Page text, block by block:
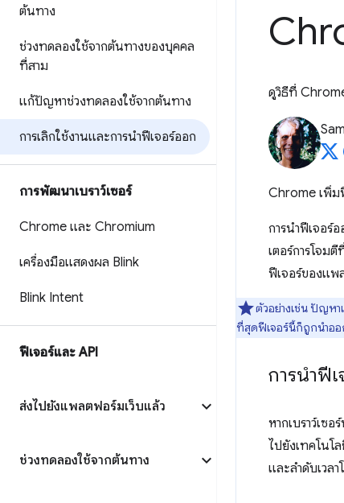
ต้นทาง
ช่วงทดลองใช้จากต้นทางของบุคคล
ที่สาม
แก้ปัญหาช่วงทดลองใช้จากต้นทาง
การเลิกใช้งานและการนำฟีเจอร์ออก
การพัฒนาเบราว์เซอร์
Chrome และ Chromium
เครื่องมือแสดงผล Blink
Blink Intent
ฟีเจอร์และ API
ส่งไปยังแพลตฟอร์มเว็บแล้ว
ช่วงทดลองใช้จากต้นทาง
ดูวิธีที่
Chrome เพิ่ม
การนำฟีเจอร์
เตอร์การโจม
ฟีเจอร์ของแพ
ตัวอย่างเช่น ปัญห
ที่สุดฟีเจอร์นี้ก็ถูกนำออ
การนำฟีเ
หากเบราว์เซ
ไปยังเทคโนโ
และลำดับเวล